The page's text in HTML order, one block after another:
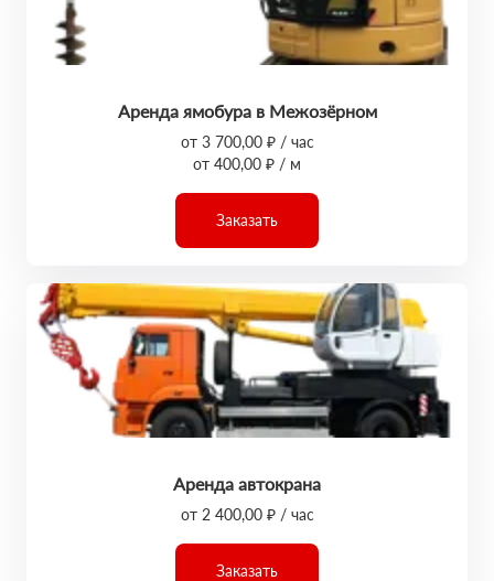
Аренда ямобура в Межозёрном
от 3 700,00 ₽ / час
от 400,00 ₽ / м
Заказать
Аренда автокрана
от 2 400,00 ₽ / час
Заказать